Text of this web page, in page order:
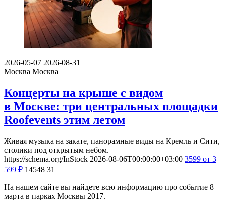
2026-05-07 2026-08-31
Москва Москва
Концерты на крыше с видом
в Москве: три центральных площадки
Roofevents этим летом
Живая музыка на закате, панорамные виды на Кремль и Сити,
столики под открытым небом.
https://schema.org/InStock 2026-08-06T00:00:00+03:00 3599 от 3
599 ₽ 14548 31
На нашем сайте вы найдете всю информацию про событие 8
марта в парках Москвы 2017.